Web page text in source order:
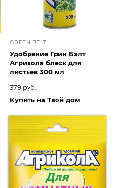
GREEN BELT
Удобрение Грин Бэлт
Агрикола блеск для
листьев 300 мл
379 руб.
Купить на Твой дом